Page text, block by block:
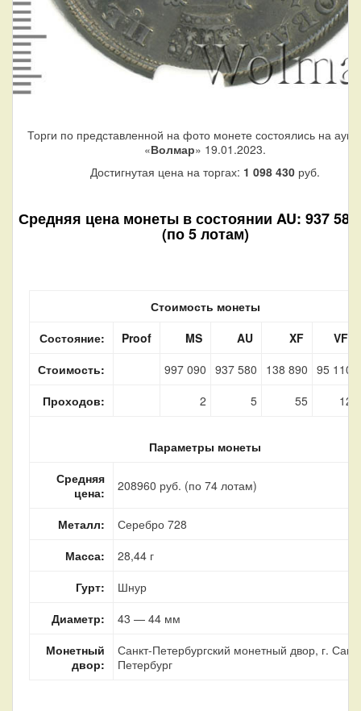
Торги по представленной на фото монете состоялись на
«Волмар» 19.01.2023.
Достигнутая цена на торгах: 1 098 430 руб.
Средняя цена монеты в состоянии AU: 937
(по 5 лотам)
Стоимость монеты
Состояние:
Proof MS AU XF
VF
Стоимость:
997 090 937 580 138 890 95 110
Проходов:
2 5 55 12
Параметры монеты
Средняя
цена:
208960 руб. (по 74 лотам)
Металл:
Серебро 728
Масса:
28,44 г
Гурт:
Шнур
Диаметр:
43 — 44 мм
Монетный
двор:
Санкт-Петербургский монетный двор, г.
Петербург